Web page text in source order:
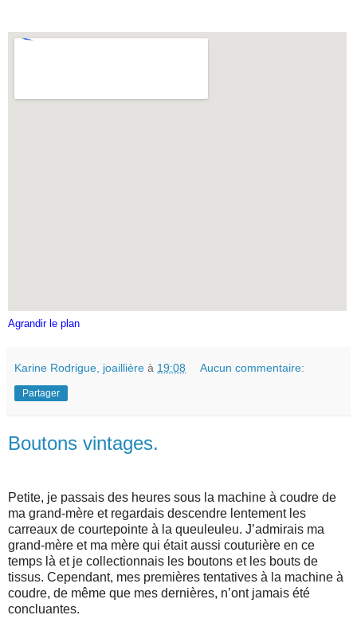
Agrandir le plan
Karine Rodrigue, joaillière à 19:08 Aucun commentaire:
Partager
Boutons vintages.
Petite, je passais des heures sous la machine à coudre de
ma grand-mère et regardais descendre lentement les
carreaux de courtepointe à la queuleuleu. J’admirais ma
grand-mère et ma mère qui était aussi couturière en ce
temps là et je collectionnais les boutons et les bouts de
tissus. Cependant, mes premières tentatives à la machine à
coudre, de même que mes dernières, n’ont jamais été
concluantes.